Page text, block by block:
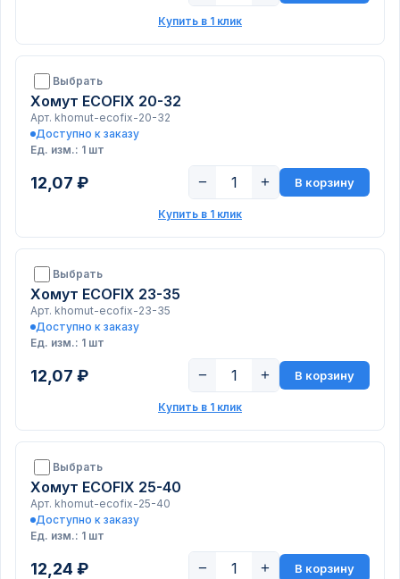
Купить в 1 клик
Выбрать
Хомут ECOFIX 20-32
Арт. khomut-ecofix-20-32
Доступно к заказу
Ед. изм.: 1 шт
12,07 ₽ − + В корзину
Купить в 1 клик
Выбрать
Хомут ECOFIX 23-35
Арт. khomut-ecofix-23-35
Доступно к заказу
Ед. изм.: 1 шт
12,07 ₽ − + В корзину
Купить в 1 клик
Выбрать
Хомут ECOFIX 25-40
Арт. khomut-ecofix-25-40
Доступно к заказу
Ед. изм.: 1 шт
12,24 ₽ − + В корзину